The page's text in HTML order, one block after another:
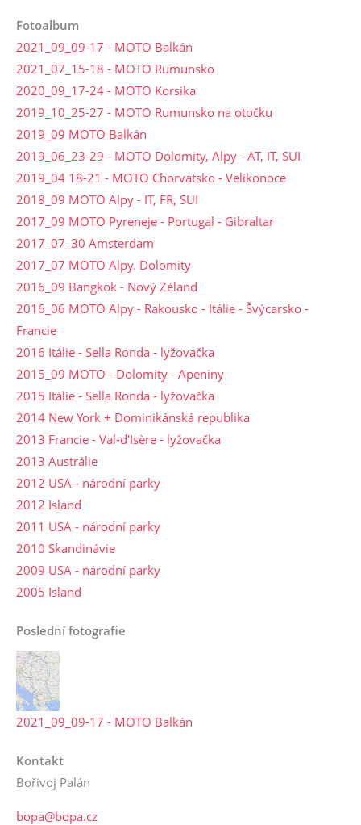
Fotoalbum
2021_09_09-17 - MOTO Balkán
2021_07_15-18 - MOTO Rumunsko
2020_09_17-24 - MOTO Korsika
2019_10_25-27 - MOTO Rumunsko na otočku
2019_09 MOTO Balkán
2019_06_23-29 - MOTO Dolomity, Alpy - AT, IT, SUI
2019_04 18-21 - MOTO Chorvatsko - Velikonoce
2018_09 MOTO Alpy - IT, FR, SUI
2017_09 MOTO Pyreneje - Portugal - Gibraltar
2017_07_30 Amsterdam
2017_07 MOTO Alpy. Dolomity
2016_09 Bangkok - Nový Zéland
2016_06 MOTO Alpy - Rakousko - Itálie - Švýcarsko -
Francie
2016 Itálie - Sella Ronda - lyžovačka
2015_09 MOTO - Dolomity - Apeniny
2015 Itálie - Sella Ronda - lyžovačka
2014 New York + Dominikánská republika
2013 Francie - Val-d'Isère - lyžovačka
2013 Austrálie
2012 USA - národní parky
2012 Island
2011 USA - národní parky
2010 Skandinávie
2009 USA - národní parky
2005 Island
Poslední fotografie
2021_09_09-17 - MOTO Balkán
Kontakt
Bořivoj Palán
bopa@bopa.cz